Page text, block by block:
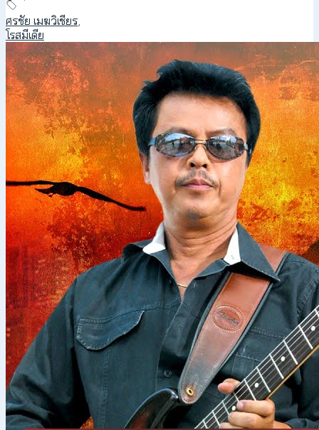
ศรชัย เมฆวิเชียร,
โรสมีเดีย